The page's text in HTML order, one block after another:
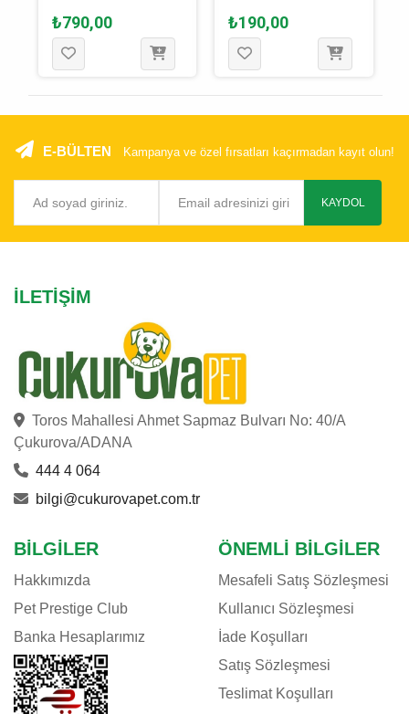
Hava Alma El
Pompa
₺790,00 ₺190,00
E-BÜLTEN Kampanya ve özel fırsatları kaçırmadan kayıt olun!
KAYDOL
İLETIŞIM
Toros Mahallesi Ahmet Sapmaz Bulvarı No: 40/A
Çukurova/ADANA
444 4 064
bilgi@cukurovapet.com.tr
BILGILER
Hakkımızda
Pet Prestige Club
Banka Hesaplarımız
ÖNEMLI BILGILER
Mesafeli Satış Sözleşmesi
Kullanıcı Sözleşmesi
İade Koşulları
Satış Sözleşmesi
Teslimat Koşulları